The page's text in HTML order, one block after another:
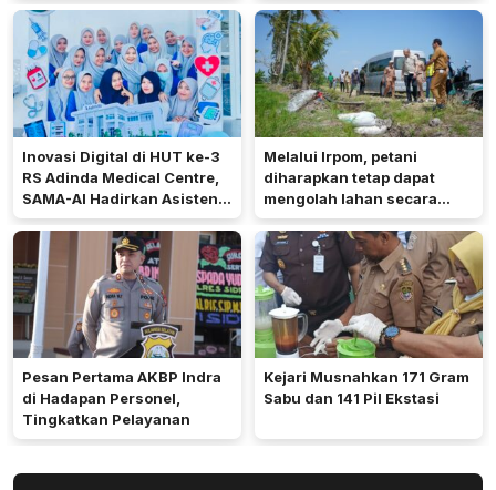
Inovasi Digital di HUT ke-3
RS Adinda Medical Centre,
SAMA-AI Hadirkan Asisten
Gizi Berbasis AI
Melalui Irpom, petani
diharapkan tetap dapat
mengolah lahan secara
optimal meski di tengah
keterbatasan air.
Pesan Pertama AKBP Indra
di Hadapan Personel,
Tingkatkan Pelayanan
Kejari Musnahkan 171 Gram
Sabu dan 141 Pil Ekstasi